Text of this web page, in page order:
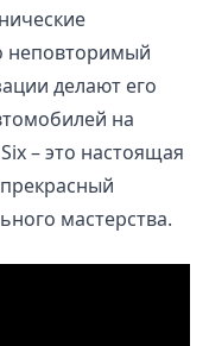
неповторимый
делают его
на
– это настоящая
мастерства.